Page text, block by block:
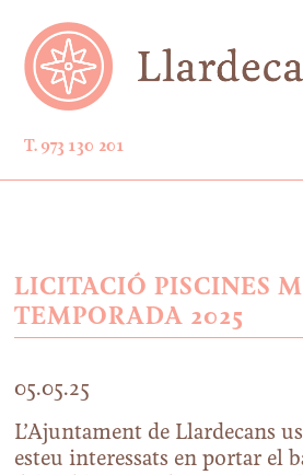
T. 973 130 201
LICITACIÓ PISCINES
TEMPORADA 2025
05.05.25
L’Ajuntament de Llardecans
esteu interessats en portar el